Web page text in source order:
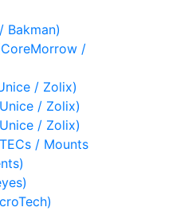
Bakman)
/
/ Zolix)
/ Zolix)
/ Zolix)
/ Mounts